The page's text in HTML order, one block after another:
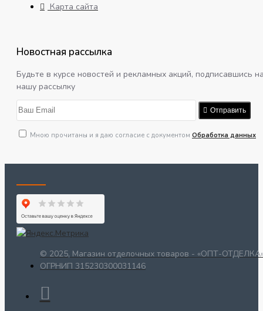
Карта сайта
Новостная рассылка
Будьте в курсе новостей и рекламных акций, подписавшись
нашу рассылку
Отправить
Мною прочитаны и я даю согласие с документом Обработка данных
© 2025, Магазин отделочных товаров - «ОПТ-
ОГРНИП 315230300031146